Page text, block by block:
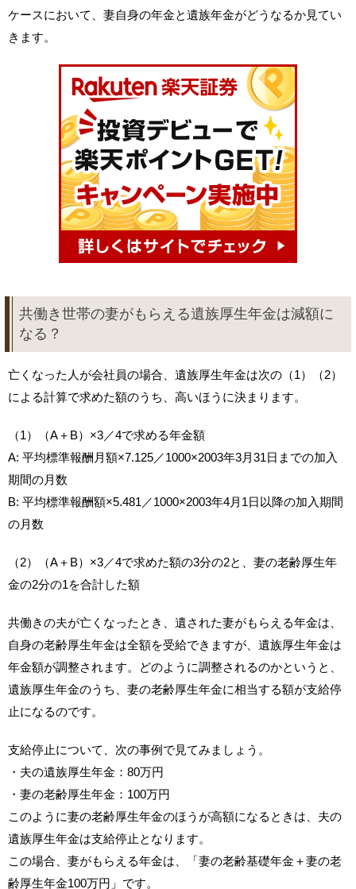
ケースにおいて、妻自身の年金と遺族年金がどうなるか見てい
きます。
共働き世帯の妻がもらえる遺族厚生年金は減額に
なる？
亡くなった人が会社員の場合、遺族厚生年金は次の（1）（2）
による計算で求めた額のうち、高いほうに決まります。
（1）（A＋B）×3／4で求める年金額
A: 平均標準報酬月額×7.125／1000×2003年3月31日までの加入
期間の月数
B: 平均標準報酬額×5.481／1000×2003年4月1日以降の加入期間
の月数
（2）（A＋B）×3／4で求めた額の3分の2と、妻の老齢厚生年
金の2分の1を合計した額
共働きの夫が亡くなったとき、遺された妻がもらえる年金は、
自身の老齢厚生年金は全額を受給できますが、遺族厚生年金は
年金額が調整されます。どのように調整されるのかというと、
遺族厚生年金のうち、妻の老齢厚生年金に相当する額が支給停
止になるのです。
支給停止について、次の事例で見てみましょう。
・夫の遺族厚生年金：80万円
・妻の老齢厚生年金：100万円
このように妻の老齢厚生年金のほうが高額になるときは、夫の
遺族厚生年金は支給停止となります。
この場合、妻がもらえる年金は、「妻の老齢基礎年金＋妻の老
齢厚生年金100万円」です。